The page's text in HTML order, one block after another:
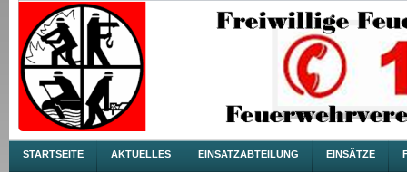
STARTSEITE AKTUELLES EINSATZABTEILUNG EINSÄTZE